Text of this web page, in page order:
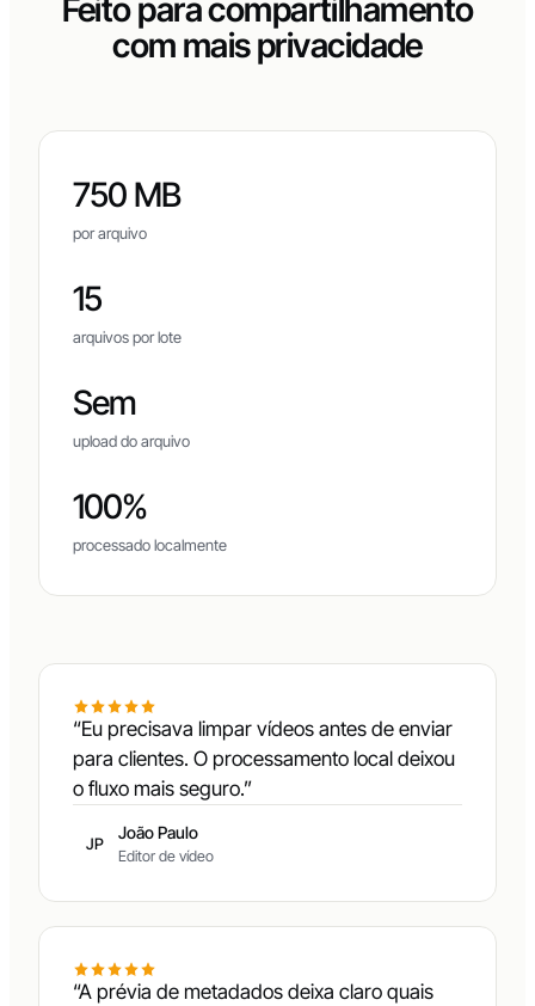
Feito para compartilhamento
com mais privacidade
750 MB
por arquivo
15
arquivos por lote
Sem
upload do arquivo
100%
processado localmente
“Eu precisava limpar vídeos antes de enviar
para clientes. O processamento local deixou
o fluxo mais seguro.”
JP
João Paulo
Editor de vídeo
“A prévia de metadados deixa claro quais